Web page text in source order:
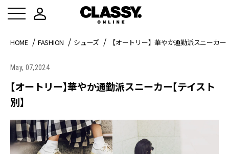
HOME FASHION シューズ 【オートリー】華やか通勤派スニーカ
May, 07,2024
【オートリー】華やか通勤派スニーカー【テイスト
別】